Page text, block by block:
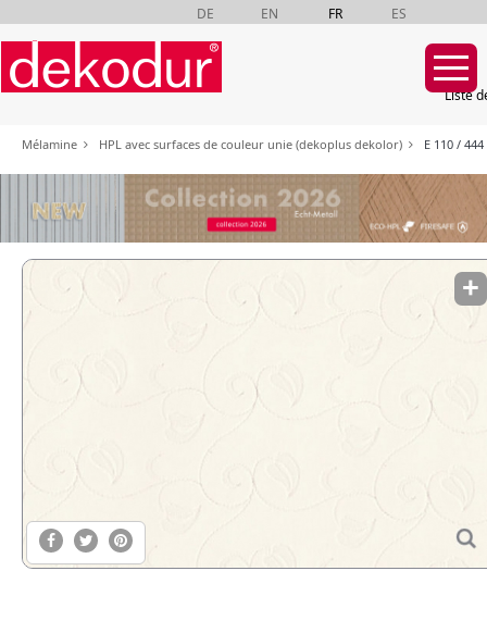
DE EN FR ES
Liste
contenu
Mélamine HPL avec surfaces de couleur unie (dekoplus dekolor) E 110 / 444